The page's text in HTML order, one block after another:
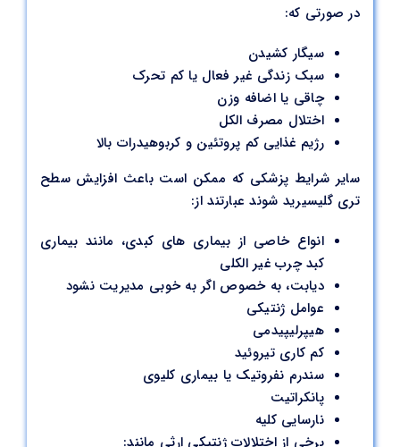
در صورتی که:
سیگار کشیدن
سبک زندگی غیر فعال یا کم تحرک
چاقی یا اضافه وزن
اختلال مصرف الکل
رژیم غذایی کم پروتئین و کربوهیدرات بالا
سایر شرایط پزشکی که ممکن است باعث افزایش سطح
تری گلیسیرید شوند عبارتند از:
انواع خاصی از بیماری های کبدی، مانند بیماری
کبد چرب غیر الکلی
دیابت، به خصوص اگر به خوبی مدیریت نشود
عوامل ژنتیکی
هیپرلیپیدمی
کم کاری تیروئید
سندرم نفروتیک یا بیماری کلیوی
پانکراتیت
نارسایی کلیه